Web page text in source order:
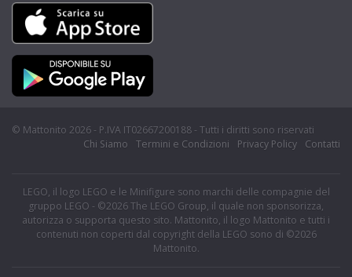
© Mattonito 2026 - P.IVA IT02667200188 - Tutti i diritti sono riservati
Chi Siamo
Termini e Condizioni Privacy Policy Contatti
LEGO, il logo LEGO e le Minifigure sono marchi delle compagnie del
gruppo LEGO - ©2026 The LEGO Group, il quale non sponsorizza,
autorizza o supporta questo sito. Mattonito, il logo Mattonito e tutti i
contenuti non coperti dal copyright della LEGO sono di ©2026
Mattonito.